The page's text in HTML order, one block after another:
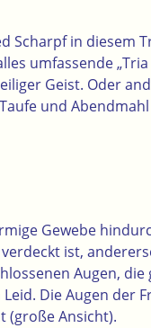
Scharpf in diesem
umfassende
Geist. Oder
und
Gewebe
ist,
Augen,
Die Augen der
(große Ansicht).